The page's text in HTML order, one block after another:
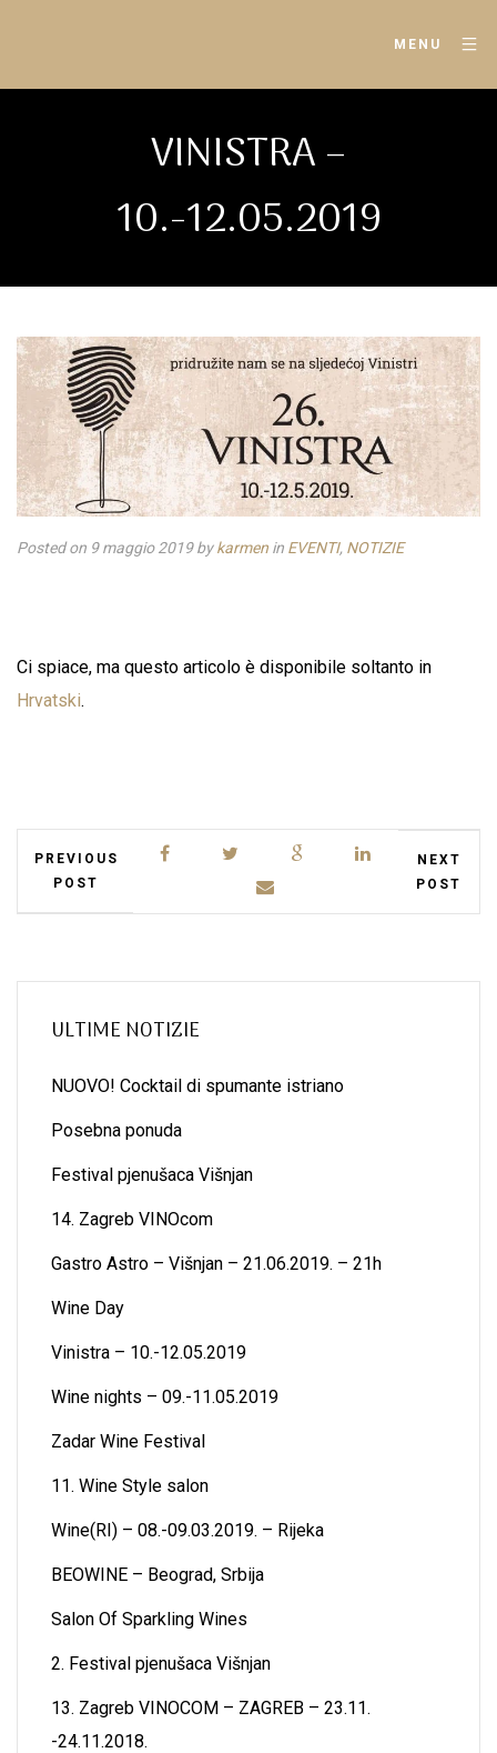
MENU
VINISTRA –
10.-12.05.2019
Posted on 9 maggio 2019bykarmen in EVENTI, NOTIZIE
Ci spiace, ma questo articolo è disponibile soltanto in
Hrvatski.
PREVIOUS
POST
NEXT
POST
ULTIME NOTIZIE
NUOVO! Cocktail di spumante istriano
Posebna ponuda
Festival pjenušaca Višnjan
14. Zagreb VINOcom
Gastro Astro – Višnjan – 21.06.2019. – 21h
Wine Day
Vinistra – 10.-12.05.2019
Wine nights – 09.-11.05.2019
Zadar Wine Festival
11. Wine Style salon
Wine(RI) – 08.-09.03.2019. – Rijeka
BEOWINE – Beograd, Srbija
Salon Of Sparkling Wines
2. Festival pjenušaca Višnjan
13. Zagreb VINOCOM – ZAGREB – 23.11.
-24.11.2018.